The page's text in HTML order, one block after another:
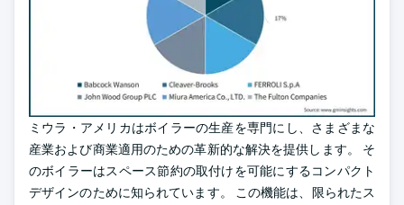
ミウラ・アメリカはボイラーの生産を専門にし、さまざまな
産業および商業適用のための革新的な解決を提供します。 そ
のボイラーはスペース節約の取付けを可能にするコンパクト
デザインのために知られています。 この機能は、限られたス